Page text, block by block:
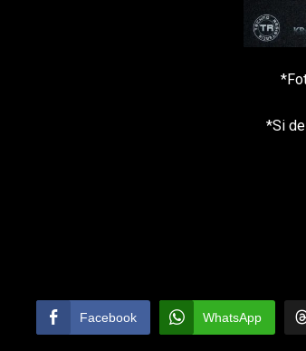
*Si
Facebook WhatsApp